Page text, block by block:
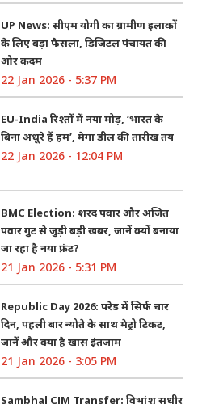
UP News: सीएम योगी का ग्रामीण इलाकों
के लिए बड़ा फैसला, डिजिटल पंचायत की
ओर कदम
22 Jan 2026 - 5:37 PM
EU-India रिश्तों में नया मोड़, ‘भारत के
बिना अधूरे हैं हम’, मेगा डील की तारीख तय
22 Jan 2026 - 12:04 PM
BMC Election: शरद पवार और अजित
पवार गुट से जुड़ी बड़ी खबर, जानें क्यों बनाया
जा रहा है नया फ्रंट?
21 Jan 2026 - 5:31 PM
Republic Day 2026: परेड में सिर्फ चार
दिन, पहली बार न्योते के साथ मेट्रो टिकट,
जानें और क्या है खास इंतजाम
21 Jan 2026 - 3:05 PM
Sambhal CJM Transfer: विभांशु सुधीर